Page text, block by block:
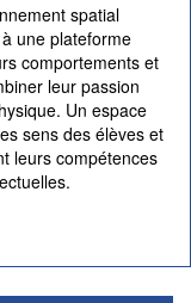
spatial
une plateforme
comportements et
leur passion
Un espace
sens des élèves et
leurs compétences